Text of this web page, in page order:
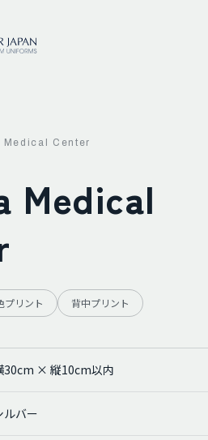
Medical Center
Medical
プリント 背中プリント
30cm × 縦10cm以内
ルバー